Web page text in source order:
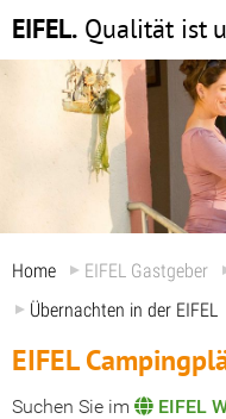
Home EIFEL Gastgeber
Übernachten in der EIFEL
EIFEL
Suchen Sie im EIFEL
EIFEL. Qualität ist